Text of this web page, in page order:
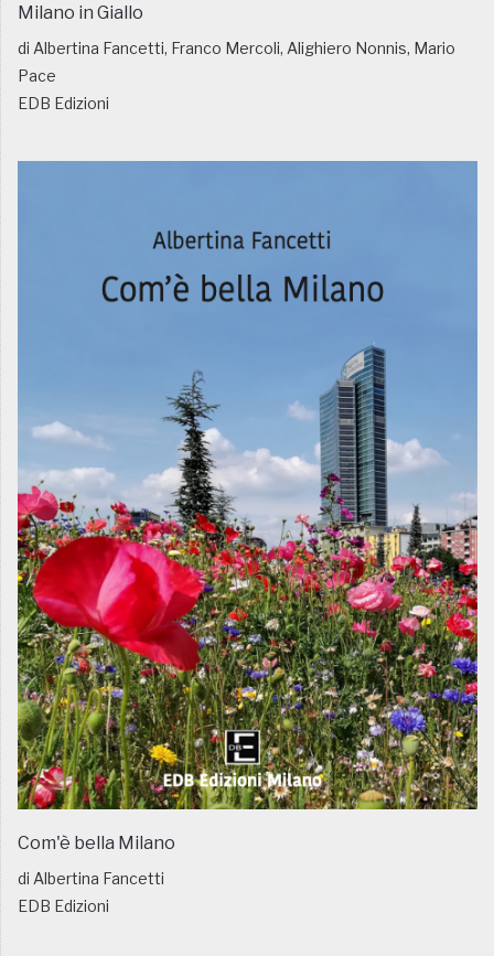
Milano in Giallo
di Albertina Fancetti, Franco Mercoli, Alighiero Nonnis, Mario
Pace
EDB Edizioni
Com'è bella Milano
di Albertina Fancetti
EDB Edizioni